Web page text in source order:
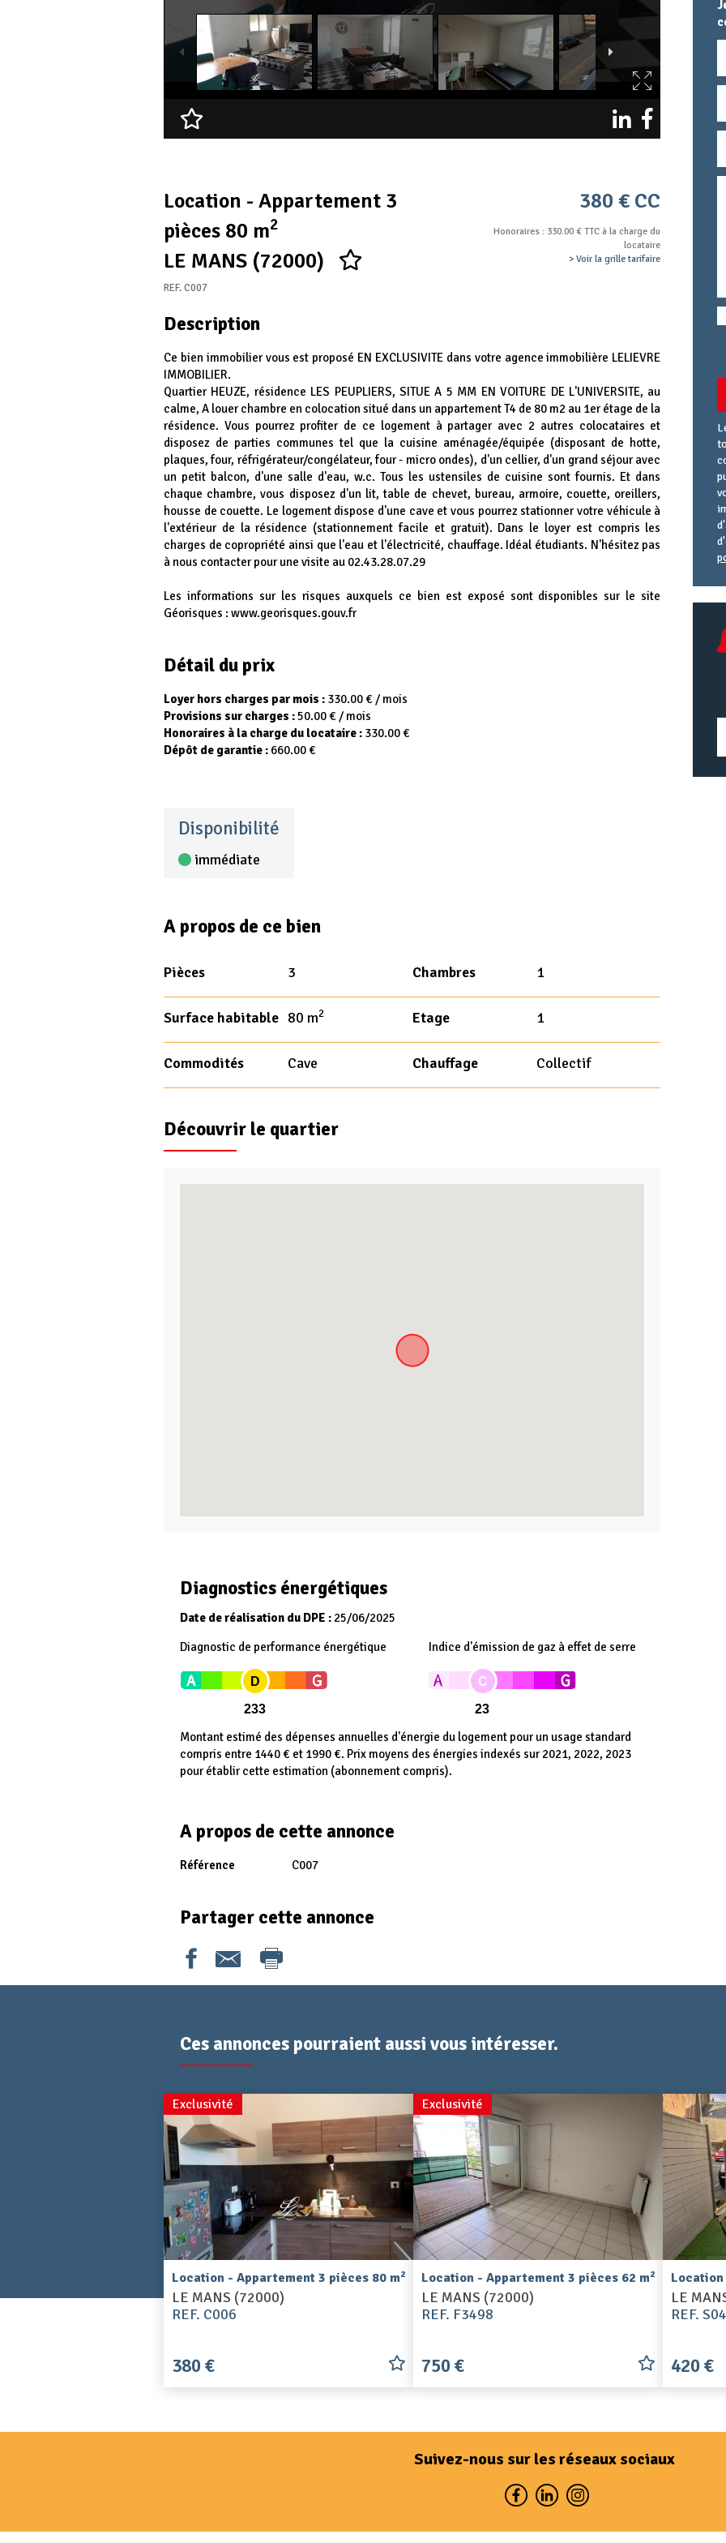
Location - Appartement 3
pièces 80 m2
LE MANS (72000)
REF. C007
380 € CC
Honoraires : 330.00 € TTC à la charge du
locataire
> Voir la grille tarifaire
Description
Ce bien immobilier vous est proposé EN EXCLUSIVITE dans votre agence immobilière LELIEVRE
IMMOBILIER.
Quartier HEUZE, résidence LES PEUPLIERS, SITUE A 5 MM EN VOITURE DE L'UNIVERSITE, au
calme, A louer chambre en colocation situé dans un appartement T4 de 80 m2 au 1er étage de la
résidence. Vous pourrez profiter de ce logement à partager avec 2 autres colocataires et
disposez de parties communes tel que la cuisine aménagée/équipée (disposant de hotte,
plaques, four, réfrigérateur/congélateur, four - micro ondes), d'un cellier, d'un grand séjour avec
un petit balcon, d'une salle d'eau, w.c. Tous les ustensiles de cuisine sont fournis. Et dans
chaque chambre, vous disposez d'un lit, table de chevet, bureau, armoire, couette, oreillers,
housse de couette. Le logement dispose d'une cave et vous pourrez stationner votre véhicule à
l'extérieur de la résidence (stationnement facile et gratuit). Dans le loyer est compris les
charges de copropriété ainsi que l'eau et l'électricité, chauffage. Idéal étudiants. N'hésitez pas
à nous contacter pour une visite au 02.43.28.07.29
Les informations sur les risques auxquels ce bien est exposé sont disponibles sur le site
Géorisques : www.georisques.gouv.fr
Détail du prix
Loyer hors charges par mois : 330.00 € / mois
Provisions sur charges :50.00 € / mois
Honoraires à la charge du locataire : 330.00 €
Dépôt de garantie : 660.00 €
Disponibilité
immédiate
A propos de ce bien
Pièces 3 Chambres 1
Surface habitable 80 m2 Etage 1
Commodités Cave Chauffage Collectif
Découvrir le quartier
Diagnostics énergétiques
Date de réalisation du DPE : 25/06/2025
Diagnostic de performance énergétique
D
233
Indice d'émission de gaz à effet de serre
C
23
Montant estimé des dépenses annuelles d'énergie du logement pour un usage standard
compris entre 1440 € et 1990 €. Prix moyens des énergies indexés sur 2021, 2022, 2023
pour établir cette estimation (abonnement compris).
A propos de cette annonce
Référence C007
Partager cette annonce
Ces annonces pourraient aussi vous intéresser.
Exclusivité
Location - Appartement 3 pièces 80 m2
LE MANS (72000)
REF. C006
380 €
Exclusivité
Location - Appartement 3 pièces 62 m2
LE MANS (72000)
REF. F3498
750 €
LE
REF.
420 €
Suivez-nous sur les réseaux sociaux